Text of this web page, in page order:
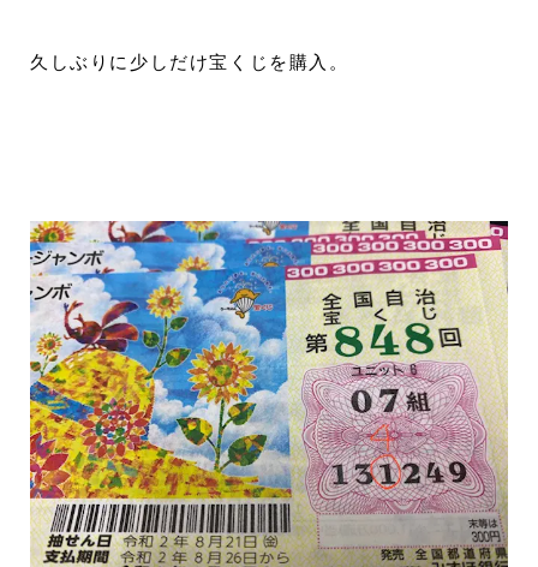
久しぶりに少しだけ宝くじを購入。